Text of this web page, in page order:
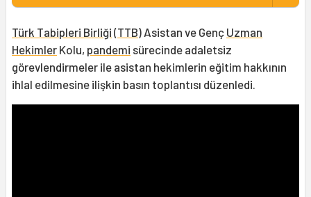
Türk Tabipleri Birliği (TTB) Asistan ve Genç Uzman
Hekimler Kolu, pandemi sürecinde adaletsiz
görevlendirmeler ile asistan hekimlerin eğitim hakkının
ihlal edilmesine ilişkin basın toplantısı düzenledi.